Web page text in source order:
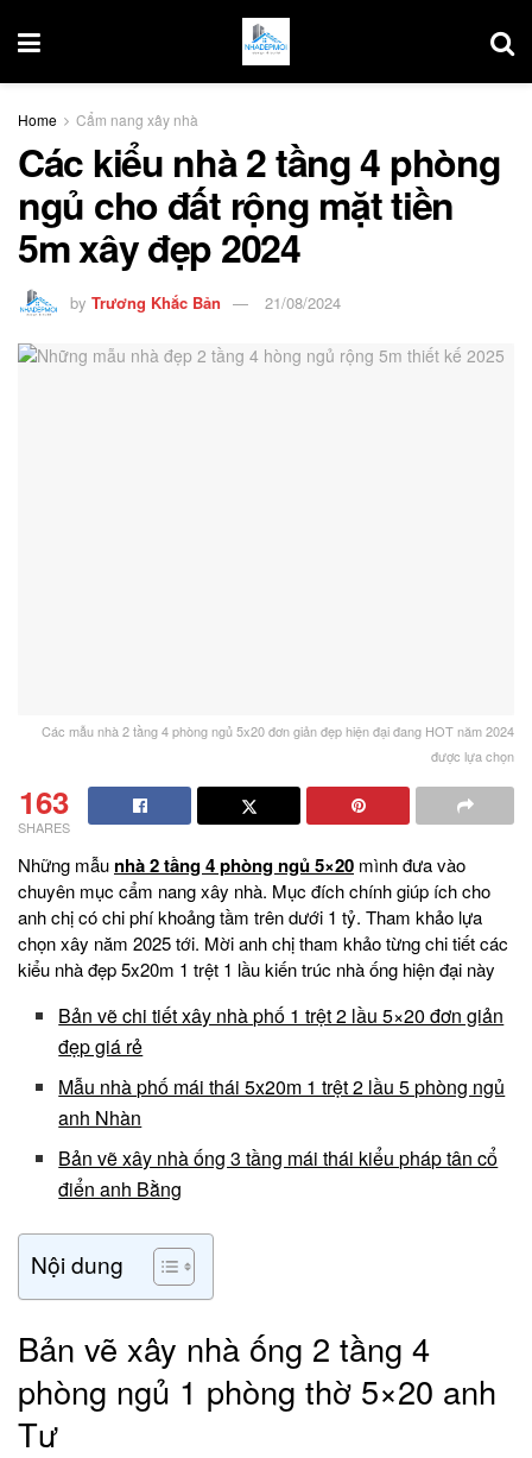
Home Cẩm nang xây nhà
Các kiểu nhà 2 tầng 4 phòng
ngủ cho đất rộng mặt tiền
5m xây đẹp 2024
by Trương Khắc Bản 21/08/2024
Các mẫu nhà 2 tầng 4 phòng ngủ 5x20 đơn giản đẹp hiện đại đang HOT năm 2024
được lựa chọn
163
SHARES
Những mẫu nhà 2 tầng 4 phòng ngủ 5×20 mình đưa vào
chuyên mục cẩm nang xây nhà. Mục đích chính giúp ích cho
anh chị có chi phí khoảng tầm trên dưới 1 tỷ. Tham khảo lựa
chọn xây năm 2025 tới. Mời anh chị tham khảo từng chi tiết các
kiểu nhà đẹp 5x20m 1 trệt 1 lầu kiến trúc nhà ống hiện đại này
Bản vẽ chi tiết xây nhà phố 1 trệt 2 lầu 5×20 đơn giản
đẹp giá rẻ
Mẫu nhà phố mái thái 5x20m 1 trệt 2 lầu 5 phòng ngủ
anh Nhàn
Bản vẽ xây nhà ống 3 tầng mái thái kiểu pháp tân cổ
điển anh Bằng
Nội dung
Bản vẽ xây nhà ống 2 tầng 4
phòng ngủ 1 phòng thờ 5×20 anh
Tư